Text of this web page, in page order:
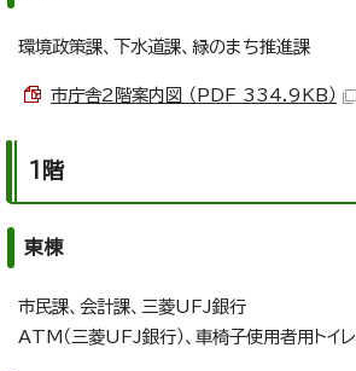
環境政策課、下水道課、緑のまち推進課
市庁舎2階案内図 （PDF 334.9KB）
1階
東棟
市民課、会計課、三菱UFJ銀行
ATM（三菱UFJ銀行）、車椅子使用者用トイレ